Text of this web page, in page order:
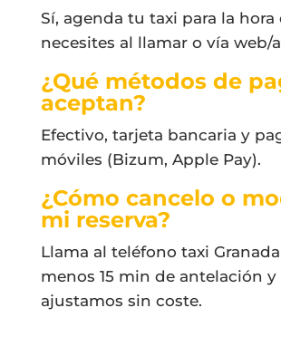
Sí, agenda tu taxi para la hora
necesites al llamar o vía web/
¿Qué métodos de
aceptan?
Efectivo, tarjeta bancaria y
móviles (Bizum, Apple Pay).
¿Cómo cancelo o
mi reserva?
Llama al teléfono taxi
menos 15 min de antelación y
ajustamos sin coste.